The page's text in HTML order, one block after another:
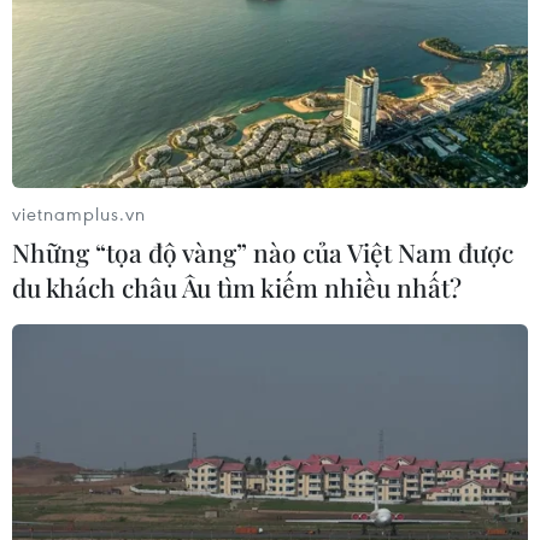
thịt lợn đã tăng 3,41% so với tháng Bảy.
Thúc đẩy khả năng tiêu thụ thuỷ sản trên
thị trường nội địa
vietnamplus.vn
Những “tọa độ vàng” nào của Việt Nam được
du khách châu Âu tìm kiếm nhiều nhất?